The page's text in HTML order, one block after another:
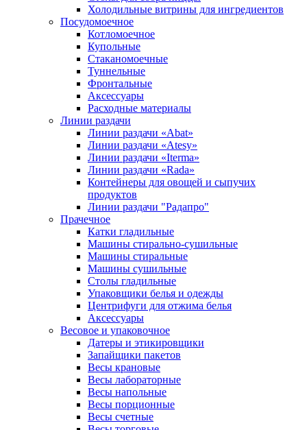
Холодильные витрины для ингредиентов
Посудомоечное
Котломоечное
Купольные
Стаканомоечные
Туннельные
Фронтальные
Аксессуары
Расходные материалы
Линии раздачи
Линии раздачи «Abat»
Линии раздачи «Atesy»
Линии раздачи «Iterma»
Линии раздачи «Rada»
Контейнеры для овощей и сыпучих
продуктов
Линии раздачи "Радапро"
Прачечное
Катки гладильные
Машины стирально-сушильные
Машины стиральные
Машины сушильные
Столы гладильные
Упаковщики белья и одежды
Центрифуги для отжима белья
Аксессуары
Весовое и упаковочное
Датеры и этикировщики
Запайщики пакетов
Весы крановые
Весы лабораторные
Весы напольные
Весы порционные
Весы счетные